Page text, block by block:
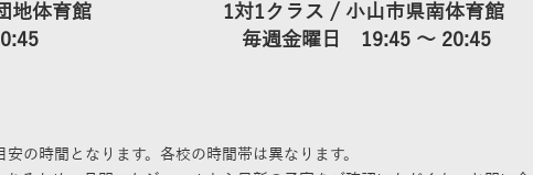
地体育館
1対1クラス​ / 小山市県南体育館
毎週金曜日 19:45 ～ 20:45
の時間となります。各校の時間帯は異なります。